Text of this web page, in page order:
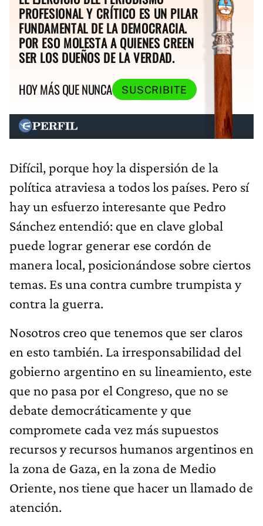
PROFESIONAL Y CRÍTICO ES UN PILAR
FUNDAMENTAL DE LA DEMOCRACIA.
POR ESO MOLESTA A QUIENES CREEN
SER LOS DUEÑOS DE LA VERDAD.
HOY MÁS QUE NUNCA
SUSCRIBITE
Difícil, porque hoy la dispersión de la
política atraviesa a todos los países. Pero sí
hay un esfuerzo interesante que Pedro
Sánchez entendió: que en clave global
puede lograr generar ese cordón de
manera local, posicionándose sobre ciertos
temas. Es una contra cumbre trumpista y
contra la guerra.
Nosotros creo que tenemos que ser claros
en esto también. La irresponsabilidad del
gobierno argentino en su lineamiento, este
que no pasa por el Congreso, que no se
debate democráticamente y que
compromete cada vez más supuestos
recursos y recursos humanos argentinos en
la zona de Gaza, en la zona de Medio
Oriente, nos tiene que hacer un llamado de
atención.